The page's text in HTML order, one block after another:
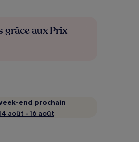
grâce aux Prix
end prochain
août - 16 août